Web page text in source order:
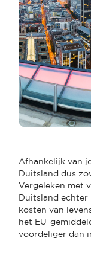
Afhankelijk van
Duitsland dus
Vergeleken met
Duitsland echter
kosten van
het EU-
voordeliger dan